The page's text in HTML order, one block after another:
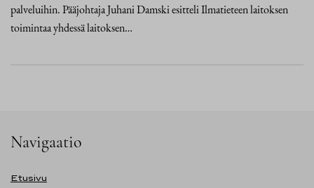
palveluihin. Pääjohtaja Juhani Damski esitteli Ilmatieteen laitoksen
toimintaa yhdessä laitoksen…
Navigaatio
Etusivu